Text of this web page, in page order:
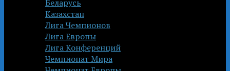
Беларусь
Казахстан
Лига Чемпионов
Лига Европы
Лига Конференций
Чемпионат Мира